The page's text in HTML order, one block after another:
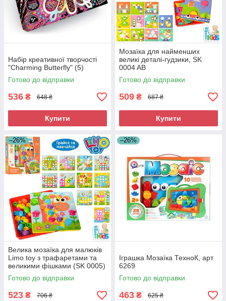
Набір креативної творчості
"Charming Butterfly" (5)
Готово до відправки
536 ₴ 648 ₴
Купити
Мозаїка для найменших
великі деталі-гудзики, SK
0004 AB
Готово до відправки
509 ₴ 687 ₴
Купити
–26%
Велика мозаїка для малюків
Limo toy з трафаретами та
великими фішками (SK 0005)
Готово до відправки
523 ₴ 706 ₴
–26%
Іграшка Мозаїка ТехноК, арт
6269
Готово до відправки
463 ₴ 625 ₴